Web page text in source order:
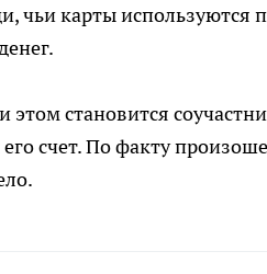
чьи карты
этом становится
счет. По факту